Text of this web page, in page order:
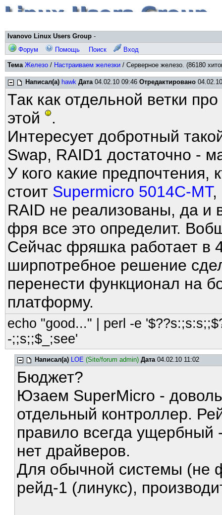
Ivanovo Linux Users Group -
Форум
Помощь Поиск Вход
Тема Железо / Настраиваем железки / Серверное железо. (86180
Написал(а) hawk Дата04.02.10 09:46 Отредактировано
Так как отдельной ветки
этой
.
Интересует добротный
Swap, RAID1 достаточно -
У кого какие предпочтения,
стоит Supermicro 5014C-MT,
RAID не реализованы, да и
фря все это определит.
Сейчас фряшка работает в
ширпотребное решение
перенести функционал на
платформу.
echo "good..." | perl -e
-;;s;;$_;see'
Написал(а) LOE (Site/forum admin) Дата04.02.10 11:02
Бюджет?
Юзаем SuperMicro -
отдельный контроллер.
правило всегда ущербный
нет драйверов.
Для обычной системы (не
рейд-1 (линукс),